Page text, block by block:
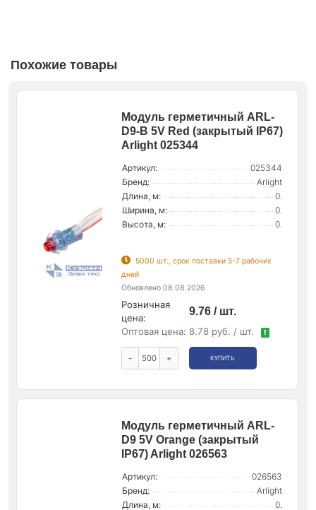
Похожие товары
Модуль герметичный ARL-
D9-B 5V Red (закрытый IP67)
Arlight 025344
Артикул:
025344
Бренд:
Arlight
Длина, м:
0.
Ширина, м:
0.
Высота, м:
0.
5000 шт., срок поставки 5-7 рабочих
дней
Обновлено 08.08.2026
Розничная
цена:
9.76 / шт.
Оптовая цена: 8.78 руб. / шт. !
- + КУПИТЬ
Модуль герметичный ARL-
D9 5V Orange (закрытый
IP67) Arlight 026563
Артикул:
026563
Бренд:
Arlight
Длина, м:
0.